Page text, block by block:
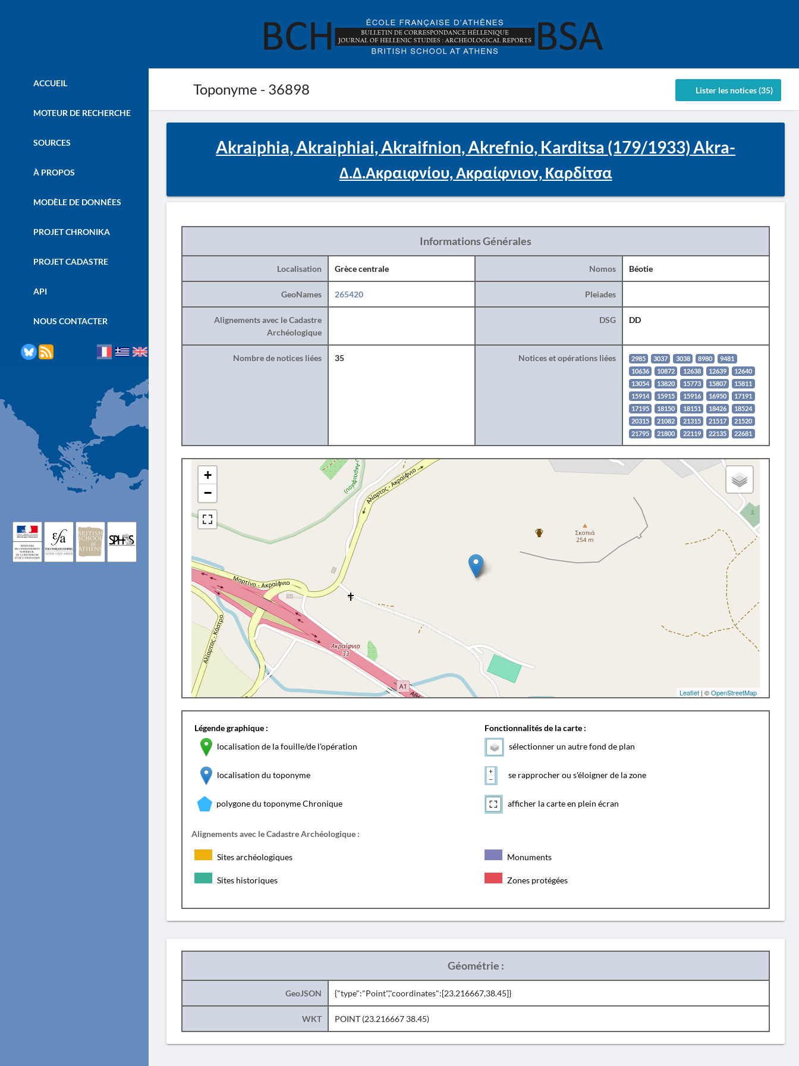
Toponyme - 36898 Lister les notices (35)
ACCUEIL
MOTEUR DE RECHERCHE
SOURCES
À PROPOS
MODÈLE DE DONNÉES
PROJET CHRONIKA
PROJET CADASTRE
API
NOUS CONTACTER
Akraiphia, Akraiphiai, Akraifnion, Akrefnio, Karditsa (179/1933) Akra-
Δ.Δ.Ακραιφνίου, Ακραίφνιον, Καρδίτσα
Informations Générales
Localisation Grèce centrale Nomos Béotie
GeoNames 265420 Pleiades
Alignements avec le Cadastre
Archéologique
DSG DD
Nombre de notices liées 35 Notices et opérations liées 2985 3037 3038 8980
9481
10636
10872 12638 12639
12640
13054
13820 15773 15807
15811
15914
15915 15916 16950
17191
17195
18150 18151 18426
18524
20315
21082 21315 21517
21520
21795
21800 22119 22135 22681
+
−
Leaflet | ©OpenStreetMap
Légende graphique :
localisation de la fouille/de l'opération
localisation du toponyme
polygone du toponyme Chronique
Fonctionnalités de la carte :
sélectionner un autre fond de plan
se rapprocher ou s'éloigner de la zone
afficher la carte en plein écran
Alignements avec le Cadastre Archéologique :
Sites archéologiques Monuments
Sites historiques Zones protégées
Géométrie :
GeoJSON {"type":"Point","coordinates":[23.216667,38.45]}
WKT POINT (23.216667 38.45)